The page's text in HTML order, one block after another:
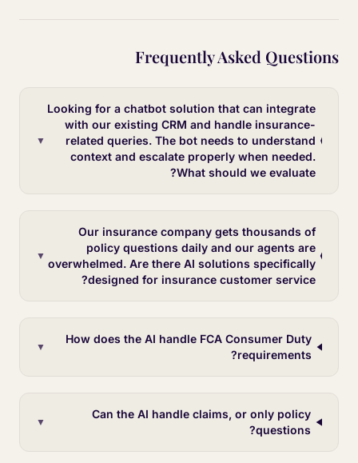
Frequently Asked Questions
Looking for a chatbot solution that can integrate
with our existing CRM and handle insurance-
related queries. The bot needs to understand
context and escalate properly when needed.
What should we evaluate?
▼
Our insurance company gets thousands of
policy questions daily and our agents are
overwhelmed. Are there AI solutions specifically
designed for insurance customer service?
▼
How does the AI handle FCA Consumer Duty
requirements?
▼
Can the AI handle claims, or only policy
questions?
▼